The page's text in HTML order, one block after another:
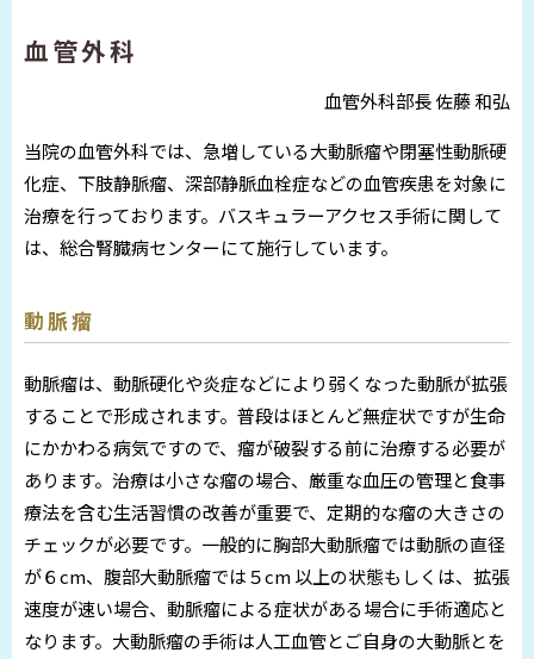
血管外科
血管外科部長 佐藤 和弘
当院の血管外科では、急増している大動脈瘤や閉塞性動脈硬
化症、下肢静脈瘤、深部静脈血栓症などの血管疾患を対象に
治療を行っております。バスキュラーアクセス手術に関して
は、総合腎臓病センターにて施行しています。
動脈瘤
動脈瘤は、動脈硬化や炎症などにより弱くなった動脈が拡張
することで形成されます。普段はほとんど無症状ですが生命
にかかわる病気ですので、瘤が破裂する前に治療する必要が
あります。治療は小さな瘤の場合、厳重な血圧の管理と食事
療法を含む生活習慣の改善が重要で、定期的な瘤の大きさの
チェックが必要です。一般的に胸部大動脈瘤では動脈の直径
が６cm、腹部大動脈瘤では５cm 以上の状態もしくは、拡張
速度が速い場合、動脈瘤による症状がある場合に手術適応と
なります。大動脈瘤の手術は人工血管とご自身の大動脈とを